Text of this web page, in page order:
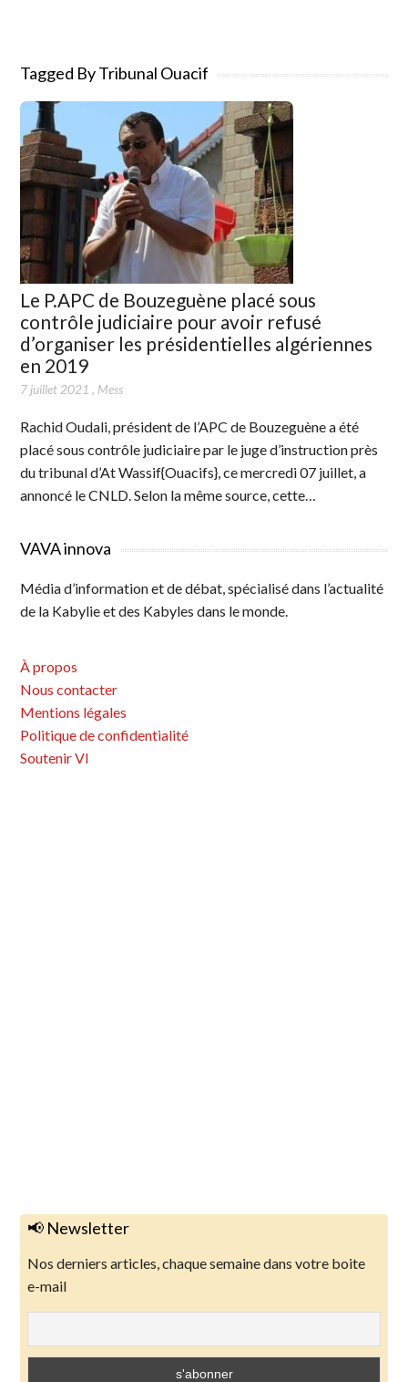
Tagged By Tribunal Ouacif
Le P.APC de Bouzeguène placé sous
contrôle judiciaire pour avoir refusé
d’organiser les présidentielles algériennes
en 2019
7 juillet 2021 , Mess
Rachid Oudali, président de l’APC de Bouzeguène a été
placé sous contrôle judiciaire par le juge d’instruction près
du tribunal d’At Wassif{Ouacifs}, ce mercredi 07 juillet, a
annoncé le CNLD. Selon la même source, cette…
VAVA innova
Média d’information et de débat, spécialisé dans l’actualité
de la Kabylie et des Kabyles dans le monde.
À propos
Nous contacter
Mentions légales
Politique de confidentialité
Soutenir VI
📢 Newsletter
Nos derniers articles, chaque semaine dans votre boite
e-mail